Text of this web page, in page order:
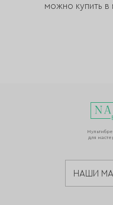
можно купить в
для